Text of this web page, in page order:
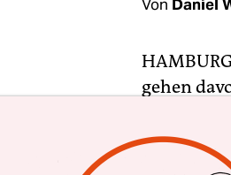
Von Daniel
gehen
Das
Werft